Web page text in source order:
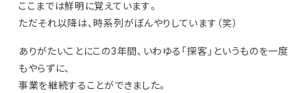
ここまでは鮮明に覚えています。
ただそれ以降は、時系列がぼんやりしています（笑）
ありがたいことにこの3年間、いわゆる「探客」というものを一度
もやらずに、
事業を継続することができました。